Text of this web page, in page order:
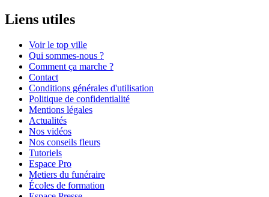
Liens utiles
Voir le top ville
Qui sommes-nous ?
Comment ça marche ?
Contact
Conditions générales d'utilisation
Politique de confidentialité
Mentions légales
Actualités
Nos vidéos
Nos conseils fleurs
Tutoriels
Espace Pro
Metiers du funéraire
Écoles de formation